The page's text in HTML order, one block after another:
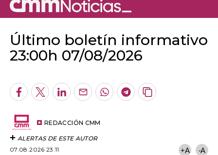
Último boletín informativo
23:00h 07/08/2026
Algo salió mal.
An error occurred, please try again later.
Facebook
TwitterLinkedInEnviarWhatsapp
Telegram
Copiar
REDACCIÓN CMM
ALERTAS DE ESTE AUTOR
07.08.2026 23:11
+A -A